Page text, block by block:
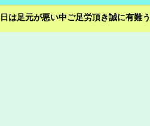
足元が悪い中ご足労頂き誠に有難う